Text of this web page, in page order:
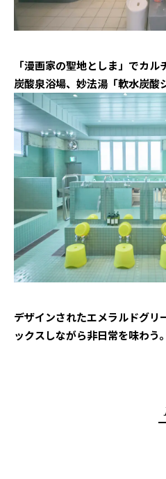
「漫画家の聖地としま」でカ
炭酸泉浴場、妙法湯「軟水炭酸
デザインされたエメラルドグリ
ックスしながら非日常を味わう